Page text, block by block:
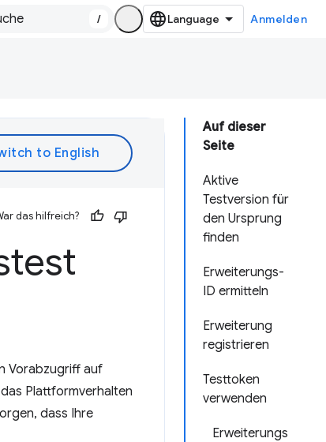
/ Anmelden
Auf dieser
Seite
Aktive
Testversion für
den Ursprung
finden
Erweiterungs-
ID ermitteln
Erweiterung
registrieren
Testtoken
verwenden
Erweiterungs
das hilfreich?
Vorabzugriff auf
Plattformverhalten
dass Ihre